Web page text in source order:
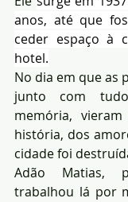
anos, até que
ceder espaço à
hotel.
No dia em que as
junto com
memória,
história, dos
cidade foi
Adão Matias,
trabalhou lá por